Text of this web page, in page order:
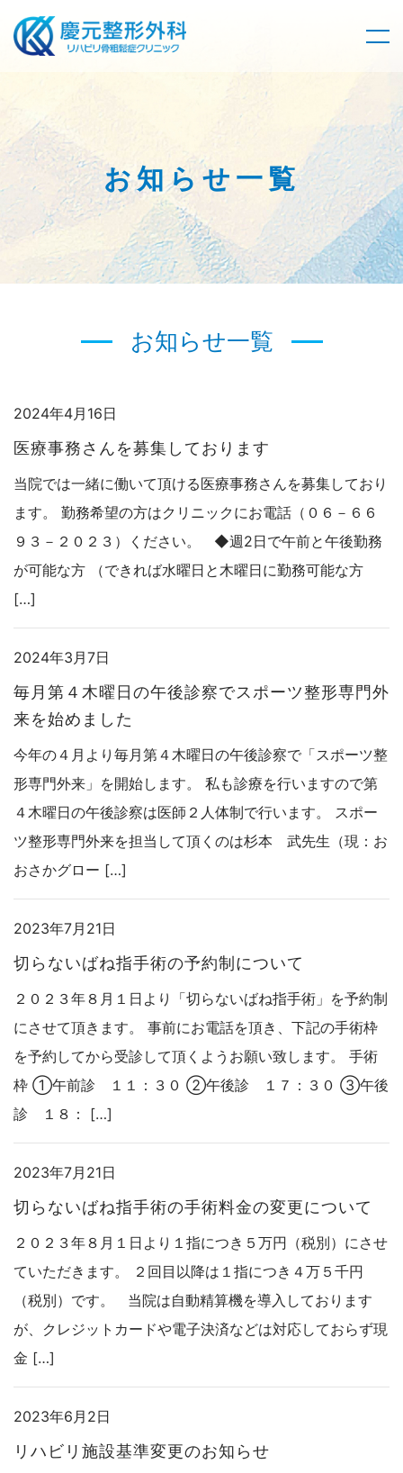
お知らせ一覧
お知らせ一覧
2024年4月16日
医療事務さんを募集しております
当院では一緒に働いて頂ける医療事務さんを募集しており
ます。 勤務希望の方はクリニックにお電話（０６－６６
９３－２０２３）ください。 ◆週2日で午前と午後勤務
が可能な方 （できれば水曜日と木曜日に勤務可能な方
[…]
2024年3月7日
毎月第４木曜日の午後診察でスポーツ整形専門外
来を始めました
今年の４月より毎月第４木曜日の午後診察で「スポーツ整
形専門外来」を開始します。 私も診療を行いますので第
４木曜日の午後診察は医師２人体制で行います。 スポー
ツ整形専門外来を担当して頂くのは杉本 武先生（現：お
おさかグロー […]
2023年7月21日
切らないばね指手術の予約制について
２０２３年８月１日より「切らないばね指手術」を予約制
にさせて頂きます。 事前にお電話を頂き、下記の手術枠
を予約してから受診して頂くようお願い致します。 手術
枠 ①午前診 １１：３０ ②午後診 １７：３０ ③午後
診 １８： […]
2023年7月21日
切らないばね指手術の手術料金の変更について
２０２３年８月１日より１指につき５万円（税別）にさせ
ていただきます。 ２回目以降は１指につき４万５千円
（税別）です。 当院は自動精算機を導入しております
が、クレジットカードや電子決済などは対応しておらず現
金 […]
2023年6月2日
リハビリ施設基準変更のお知らせ